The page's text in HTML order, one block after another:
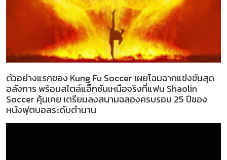
ตัวอย่างแรกของ Kung Fu Soccer เผยโฉมฉากแข่งขันสุด
อลังการ พร้อมสไตล์แอ็กชันเหนือจริงที่แฟน Shaolin
Soccer คุ้นเคย เตรียมลงสนามฉลองครบรอบ 25 ปีของ
หนังฟุตบอลระดับตำนาน